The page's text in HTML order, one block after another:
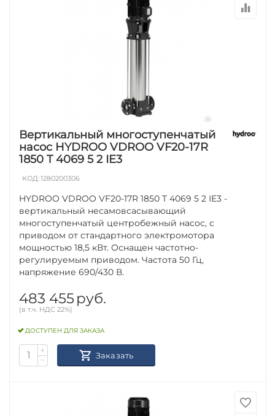
Вертикальный многоступенчатый
насос HYDROO VDROO VF20-17R
1850 T 4069 5 2 IE3
КОД:1280200306
HYDROO VDROO VF20-17R 1850 T 4069 5 2 IE3 -
вертикальный несамовсасывающий
многоступенчатый центробежный насос, с
приводом от стандартного электромотора
мощностью 18,5 кВт. Оснащен частотно-
регулируемым приводом. Частота 50 Гц,
напряжение 690/430 В.
483 455 руб.
(в т.ч. НДС 22%)
ДОСТУПЕН ДЛЯ ЗАКАЗА
+
−
Заказать